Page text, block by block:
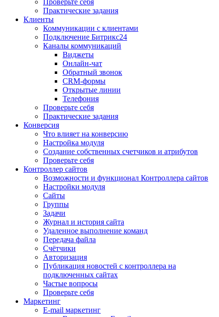
Проверьте себя
Практические задания
Клиенты
Коммуникации с клиентами
Подключение Битрикс24
Каналы коммуникаций
Виджеты
Онлайн-чат
Обратный звонок
CRM-формы
Открытые линии
Телефония
Проверьте себя
Практические задания
Конверсия
Что влияет на конверсию
Настройка модуля
Создание собственных счетчиков и атрибутов
Проверьте себя
Контроллер сайтов
Возможности и функционал Контроллера сайтов
Настройки модуля
Сайты
Группы
Задачи
Журнал и история сайта
Удаленное выполнение команд
Передача файла
Счётчики
Авторизация
Публикация новостей с контроллера на
подключенных сайтах
Частые вопросы
Проверьте себя
Маркетинг
E-mail маркетинг